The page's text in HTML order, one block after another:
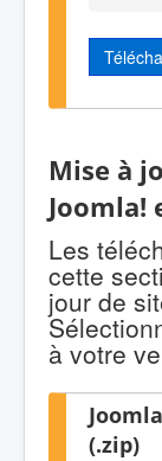
Mise à
Joomla!
Les
cette
jour de
à votre
(.zip)